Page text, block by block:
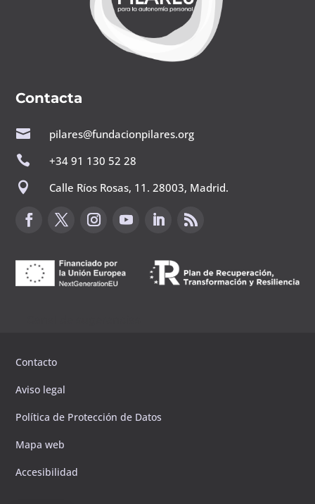
Contacta

pilares@fundacionpilares.org

+34 91 130 52 28

Calle Ríos Rosas, 11. 28003, Madrid.
Contacto
Aviso legal
Política de Protección de Datos
Mapa web
Accesibilidad